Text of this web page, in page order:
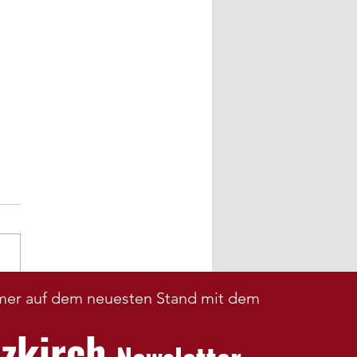
Konstanz
auf dem neuesten Stand mit dem